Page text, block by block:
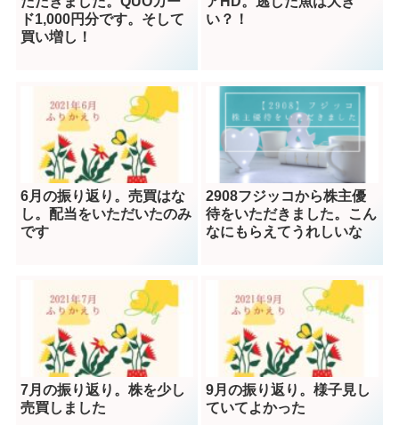
ド1,000円分です。そして
買い増し！
い？！
6月の振り返り。売買はな
し。配当をいただいたのみ
です
2908フジッコから株主優
待をいただきました。こん
なにもらえてうれしいな
7月の振り返り。株を少し
売買しました
9月の振り返り。様子見し
ていてよかった